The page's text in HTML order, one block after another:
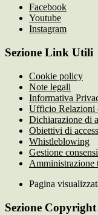
Facebook
Youtube
Instagram
Sezione Link Utili
Cookie policy
Note legali
Informativa
Ufficio Relazioni
Dichiarazione di
Obiettivi di
Whistleblowing
Gestione
Amministrazione
Pagina
Sezione Copyright